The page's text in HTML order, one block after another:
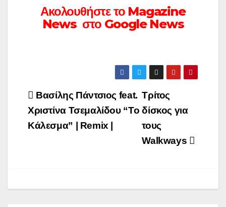
Ακολουθήστε το Magazine
News στο Google News
Πλοήγηση
άρθρων
Τρίτος
δίσκος για
τους
Walkways
Βασίλης Πάντσιος feat.
Χριστίνα Τσεμαλίδου “Το
Κάλεσμα” | Remix |